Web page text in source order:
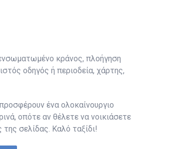
κράνος, πλοήγηση
οδηγός ή περιοδεία, χάρτης,
ένα ολοκαίνουργιο
οπότε αν θέλετε να νοικιάσετε
σελίδας. Καλό ταξίδι!